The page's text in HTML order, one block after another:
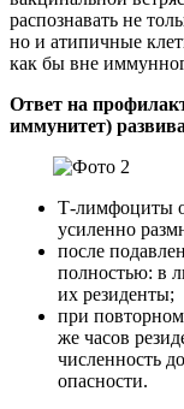
распознавать не
но и атипичные
как бы вне
Ответ на
иммунитет)
Т-лимфоциты
усиленно
после
полностью: в
их резиденты;
при
же часов
численность
опасности.